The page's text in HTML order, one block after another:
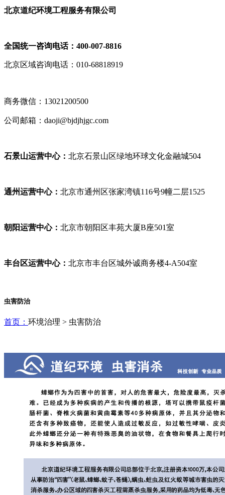
北京道纪环境工程服务有限公司
全国统一咨询电话：400-007-8816
北京区域咨询电话：010-68818919
商务微信：13021200500
公司邮箱：daoji@bjdjhjgc.com
石景山运营中心： 北京石景山区绿地环球文化金融城504
通州运营中心： 北京市通州区张家湾镇116号9幢二层1525
朝阳运营中心： 北京市朝阳区丰苑大厦B座501室
丰台区运营中心： 北京市丰台区城外诚商务楼4-A504室
虫害防治
首页： 环境治理 > 虫害防治